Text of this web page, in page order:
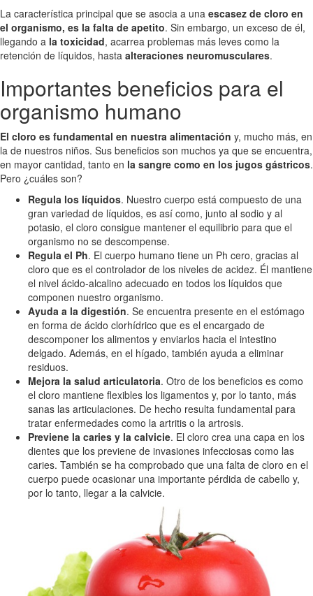
La característica principal que se asocia a una escasez de cloro en
el organismo, es la falta de apetito. Sin embargo, un exceso de él,
llegando a la toxicidad, acarrea problemas más leves como la
retención de líquidos, hasta alteraciones neuromusculares.
Importantes beneficios para el
organismo humano
El cloro es fundamental en nuestra alimentación y, mucho más, en
la de nuestros niños. Sus beneficios son muchos ya que se encuentra,
en mayor cantidad, tanto en la sangre como en los jugos gástricos.
Pero ¿cuáles son?
Regula los líquidos. Nuestro cuerpo está compuesto de una
gran variedad de líquidos, es así como, junto al sodio y al
potasio, el cloro consigue mantener el equilibrio para que el
organismo no se descompense.
Regula el Ph. El cuerpo humano tiene un Ph cero, gracias al
cloro que es el controlador de los niveles de acidez. Él mantiene
el nivel ácido-alcalino adecuado en todos los líquidos que
componen nuestro organismo.
Ayuda a la digestión. Se encuentra presente en el estómago
en forma de ácido clorhídrico que es el encargado de
descomponer los alimentos y enviarlos hacia el intestino
delgado. Además, en el hígado, también ayuda a eliminar
residuos.
Mejora la salud articulatoria. Otro de los beneficios es como
el cloro mantiene flexibles los ligamentos y, por lo tanto, más
sanas las articulaciones. De hecho resulta fundamental para
tratar enfermedades como la artritis o la artrosis.
Previene la caries y la calvicie. El cloro crea una capa en los
dientes que los previene de invasiones infecciosas como las
caries. También se ha comprobado que una falta de cloro en el
cuerpo puede ocasionar una importante pérdida de cabello y,
por lo tanto, llegar a la calvicie.